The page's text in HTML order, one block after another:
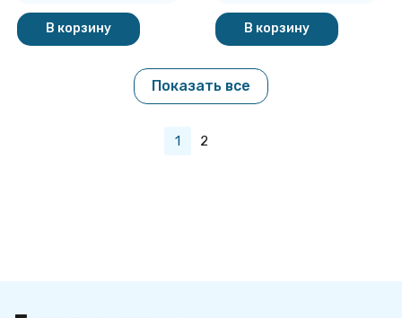
В корзину В корзину
Показать все
1 2